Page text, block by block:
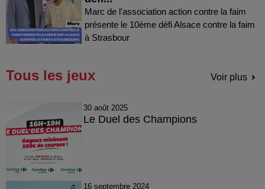
Marc de l'association action contre la faim
présente le 10ème défi Alsace contre la faim
à Strasbour
Tous les jeux Voir plus
30 août 2025
Le Duel des Champions
16 septembre 2024